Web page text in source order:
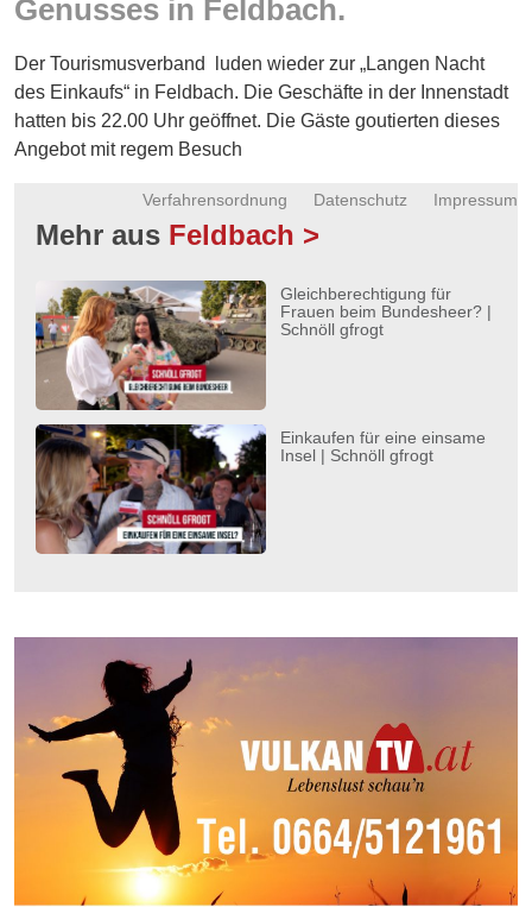
Energie
Schnöll
gfrogt
Zonen
Genusses in Feldbach.
Der Tourismusverband luden wieder zur „Langen Nacht
des Einkaufs“ in Feldbach. Die Geschäfte in der Innenstadt
hatten bis 22.00 Uhr geöffnet. Die Gäste goutierten dieses
Angebot mit regem Besuch
Impressum
Datenschutz
Verfahrensordnung
Mehr aus Feldbach >
Gleichberechtigung für
Frauen beim Bundesheer? |
Schnöll gfrogt
Einkaufen für eine einsame
Insel | Schnöll gfrogt